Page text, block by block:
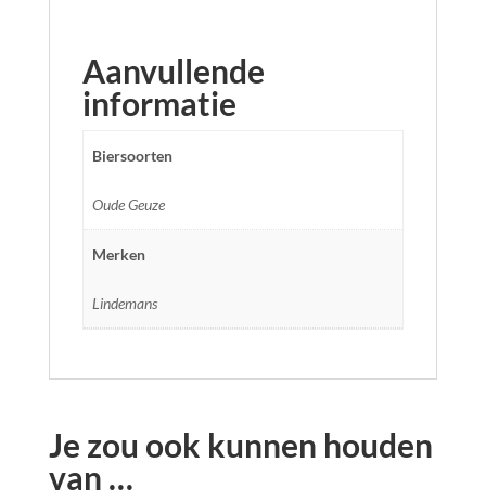
Aanvullende
informatie
Biersoorten
Oude Geuze
Merken
Lindemans
Je zou ook kunnen houden
van …